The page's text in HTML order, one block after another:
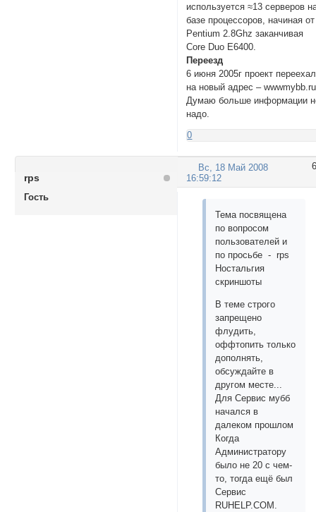
используется ≈13 серверов
базе процессоров, начиная от
Pentium 2.8Ghz заканчивая
Core Duo E6400.
Переезд
6 июня 2005г проект переехал
на новый адрес –
Думаю больше информации
надо.
0
6
Вс, 18 Май 2008
16:59:12
rps
Гость
Тема посвящена
по вопросом
пользователей и
по просьбе - rps
Ностальгия
скриншоты
В теме строго
запрещено
флудить,
оффтопить только
дополнять,
обсуждайте в
другом месте...
Для Сервис мубб
начался в
далеком прошлом
Когда
Администратору
было не 20 с чем-
то, тогда ещё был
Сервис
RUHELP.COM.